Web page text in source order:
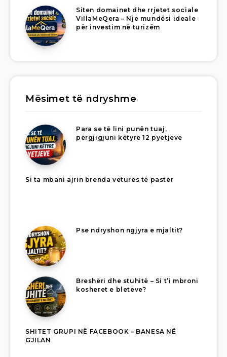
Siten domainet dhe rrjetet sociale
VillaMeQera – Një mundësi ideale
për investim në turizëm
Mësimet të ndryshme
Para se të lini punën tuaj,
përgjigjuni këtyre 12 pyetjeve
Si ta mbani ajrin brenda veturës të pastër
Pse ndryshon ngjyra e mjaltit?
Breshëri dhe stuhitë – Si t’i mbroni
kosheret e bletëve?
SHITET GRUPI NË FACEBOOK – BANESA NË
GJILAN